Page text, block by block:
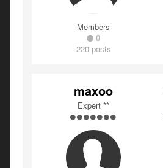
Members
0
220 posts
maxoo
Expert **